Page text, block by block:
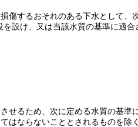
傷するおそれのある下水として、
設け、又は当該水質の基準に適
せるため、次に定める水質の基準
はならないこととされるものを除